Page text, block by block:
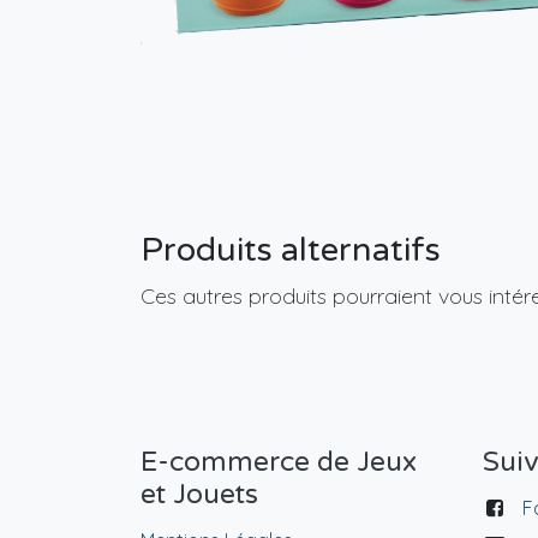
Produits alternatifs
Ces autres produits pourraient vous
E-commerce de Jeux
et Jouets